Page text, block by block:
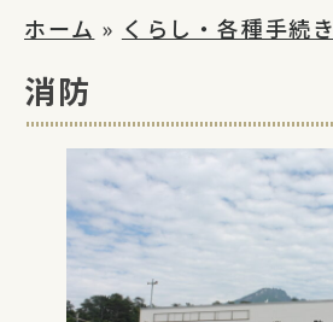
ホーム » くらし・各種手続き
消防